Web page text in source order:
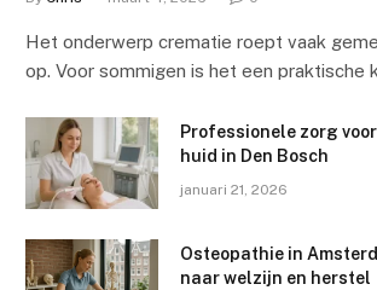
Het onderwerp crematie roept vaak
op. Voor sommigen is het een praktische
Professionele zorg
huid in Den Bosch
januari 21, 2026
Osteopathie in
naar welzijn en herstel